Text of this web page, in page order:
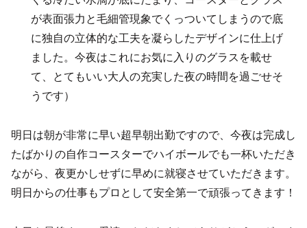
が表面張力と毛細管現象でくっついてしまうので底
に独自の立体的な工夫を凝らしたデザインに仕上げ
ました。今夜はこれにお気に入りのグラスを載せ
て、とてもいい大人の充実した夜の時間を過ごせそ
うです）
明日は朝が非常に早い超早朝出勤ですので、今夜は完成し
たばかりの自作コースターでハイボールでも一杯いただき
ながら、夜更かしせずに早めに就寝させていただきます。
明日からの仕事もプロとして安全第一で頑張ってきます！